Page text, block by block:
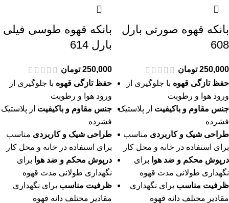
بانکه قهوه صورتی بارل
608
250,000 تومان
حفظ تازگی قهوه با جلوگیری از
ورود هوا و رطوبت
جنس مقاوم و باکیفیت از پلاستیک
فشرده
طراحی شیک و کاربردی مناسب
برای استفاده در خانه و محل کار
درپوش محکم و ضد هوا برای
نگهداری طولانی مدت قهوه
ظرفیت مناسب برای نگهداری
مقادیر مختلف دانه قهوه
بانکه قهوه طوسی فیلی
بارل 614
250,000 تومان
حفظ تازگی قهوه با جلوگیری از
ورود هوا و رطوبت
جنس مقاوم و باکیفیت از پلاستیک
فشرده
طراحی شیک و کاربردی مناسب
برای استفاده در خانه و محل کار
درپوش محکم و ضد هوا برای
نگهداری طولانی مدت قهوه
ظرفیت مناسب برای نگهداری
مقادیر مختلف دانه قهوه